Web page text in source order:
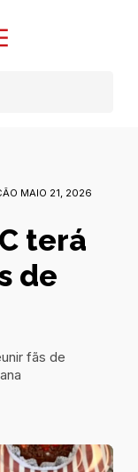
MAIO 21, 2026
terá
de
fãs de